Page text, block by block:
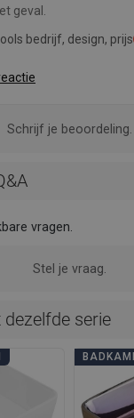
geval.
bedrijf, design, prijs
Schrijf je beoordeling.
vragen.
Stel je vraag.
serie